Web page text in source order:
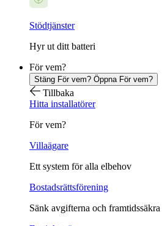
Stödtjänster
Hyr ut ditt batteri
För vem?
Stäng För vem? Öppna För vem?
Tillbaka
Hitta installatörer
För vem?
Villaägare
Ett system för alla elbehov
Bostadsrättsförening
Sänk avgifterna och framtidssäkra